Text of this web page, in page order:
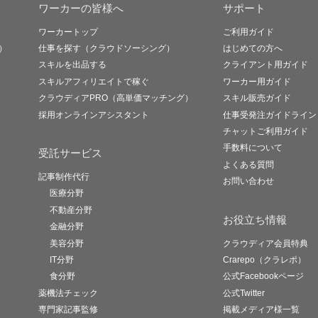
ワーカーの皆様へ
ワーカートップ
仕事を探す（クラウドソーシング）
スキルを出品する
スキルアフィリエイトで稼ぐ
クラウディアPRO（高単価マッチング）
採用オンラインアシスタント
受託サービス
記事制作代行
医療分野
不動産分野
金融分野
美容分野
IT分野
食分野
薬機法チェック
専門家記事監修
サポート
ご利用ガイド
はじめての方へ
クライアント用ガイド
ワーカー用ガイド
スキル販売ガイド
仕事受発注ガイドライン
チャットご利用ガイド
手数料について
よくある質問
お問い合わせ
お役立ち情報
クラウディア会員特典
Crarepo（クラレポ）
公式Facebookページ
公式Twitter
掲載メディア様一覧